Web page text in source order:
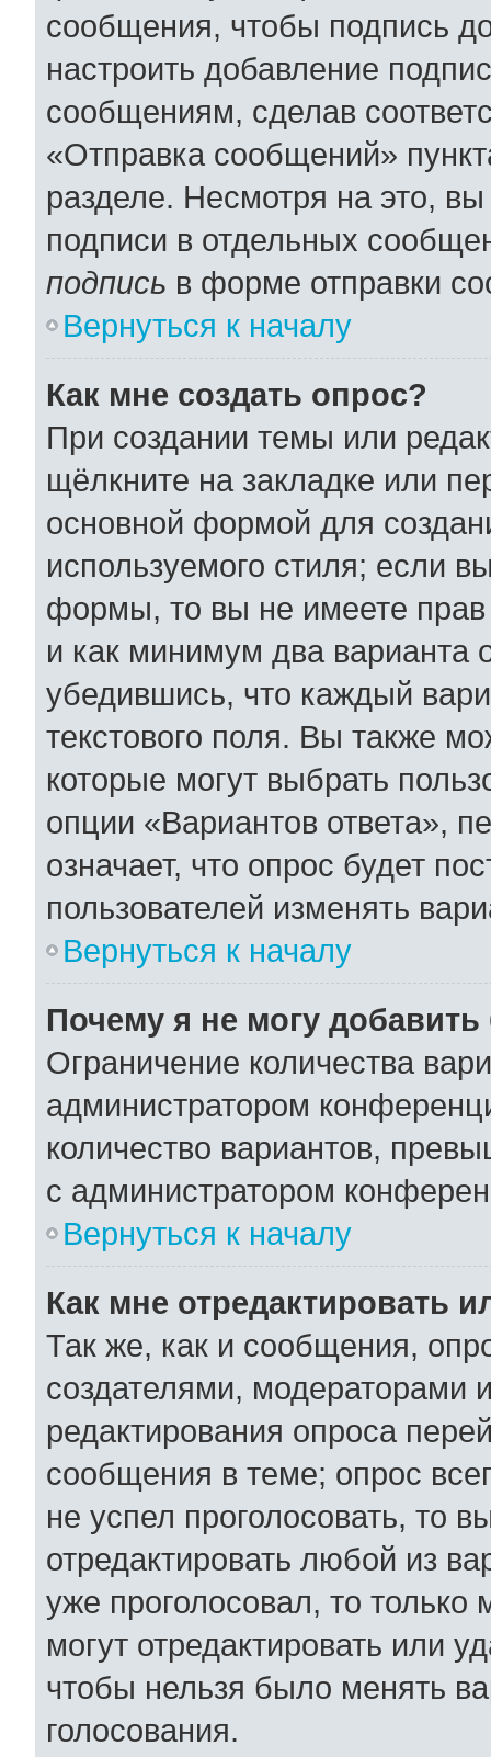
сообщения, чтобы подпись
настроить добавление
сообщениям, сделав
«Отправка сообщений»
разделе. Несмотря на это,
подписи в отдельных
подпись в форме отправки
Вернуться к началу
Как мне создать опрос?
При создании темы или
щёлкните на закладке или
основной формой для
используемого стиля; если
формы, то вы не имеете прав
и как минимум два варианта
убедившись, что каждый
текстового поля. Вы также
которые могут выбрать
опции «Вариантов ответа»,
означает, что опрос будет
пользователей изменять
Вернуться к началу
Почему я не могу
Ограничение количества
администратором
количество вариантов,
с администратором
Вернуться к началу
Как мне отредактировать
Так же, как и сообщения,
создателями, модераторами
редактирования опроса
сообщения в теме; опрос
не успел проголосовать, то
отредактировать любой из
уже проголосовал, то
могут отредактировать или
чтобы нельзя было менять
голосования.